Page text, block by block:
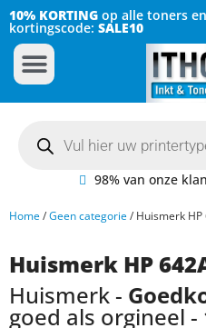
10% KORTING op alle toners
kortingscode: SALE10
98% van onze
Home/Geen categorie/ Huismerk
Huismerk HP
Huismerk -
goed als orgineel -